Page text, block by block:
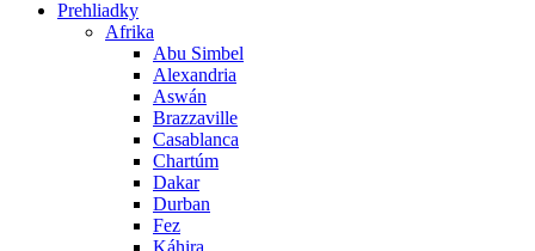
Prehliadky
Afrika
Abu Simbel
Alexandria
Aswán
Brazzaville
Casablanca
Chartúm
Dakar
Durban
Fez
Káhira